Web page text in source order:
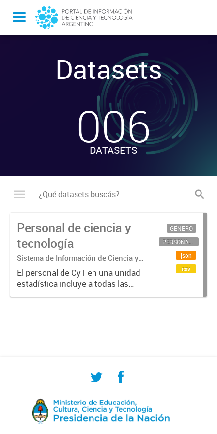
Datasets
-
006
DATASETS
Personal de ciencia y
tecnología
Sistema de Información de Ciencia y
Tecnología Argentino (SICYTAR)
El personal de CyT en una unidad
estadística incluye a todas las
personas involucradas
GÉNERO
PERSONAL CIENTÍFICO-TECNOLÓGICO
json
csv